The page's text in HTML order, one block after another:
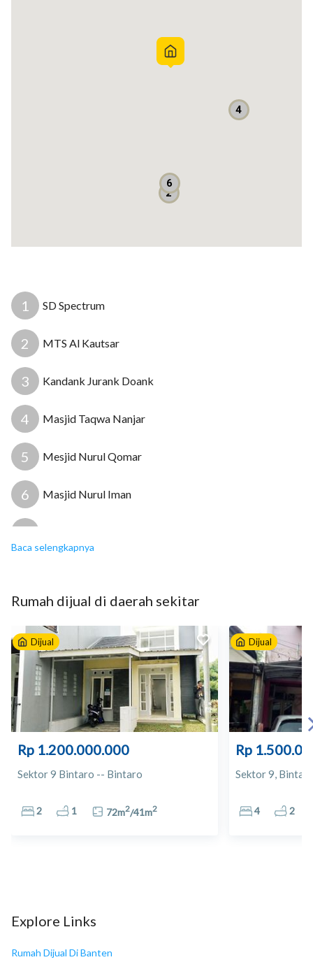
2
4
6
14
1 SD Spectrum
2 MTS Al Kautsar
3 Kandank Jurank Doank
4 Masjid Taqwa Nanjar
5 Mesjid Nurul Qomar
6 Masjid Nurul Iman
7
9 RSIA Dhia
10 Bintaro Jaya Xchange
11 Sing Asri Plaza 2
12 Bintaro Trade Centre
13 Apotek 24 Sawah Lama
18 Lotte Mart Bintaro
Baca selengkapnya
Rumah dijual di daerah sekitar
Dijual
Rp 1.200.000.000
Sektor 9 Bintaro -- Bintaro
2 1 72m2/41m2
Dijual
Rp
Sektor 9,
4 2
Explore Links
Rumah Dijual Di Banten